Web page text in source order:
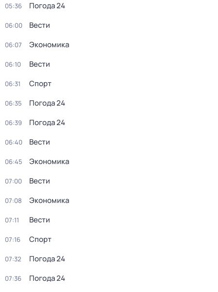
05:36 Погода 24
06:00 Вести
06:07 Экономика
06:10 Вести
06:31 Спорт
06:35 Погода 24
06:39 Погода 24
06:40 Вести
06:45 Экономика
07:00 Вести
07:08 Экономика
07:11 Вести
07:16 Спорт
07:32 Погода 24
07:36 Погода 24